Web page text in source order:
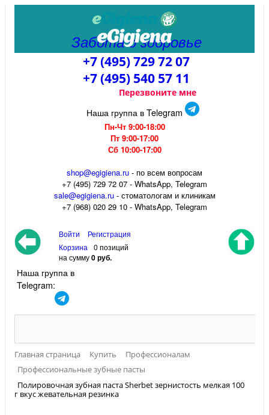
Забота о здоровье
+7 (495) 729 72 07
+7 (495) 540 57 11
Перезвоните мне
Наша группа в Telegram
Пн-Чт 9:00-18:00
Пт 9:00-17:00
Сб 10:00-17:00
shop@egigiena.ru - по всем вопросам
‎+7 (495) 729 72 07 - WhatsApp, Telegram
sale@egigiena.ru- стоматологам и клиникам
+7 (968) 020 29 10 - WhatsApp, Telegram
Войти
Регистрация
Корзина
0 позиций
на сумму0 руб.
Наша группа в
Telegram:
Главная страница Купить
Профессионалам
Профессиональные зубные пасты
Полировочная зубная паста Sherbet зернистость мелкая 100
г вкус жевательная резинка